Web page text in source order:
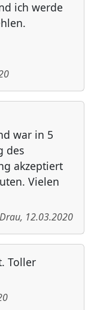
ich werde
war in 5
des
akzeptiert
Vielen
, 12.03.2020
Toller